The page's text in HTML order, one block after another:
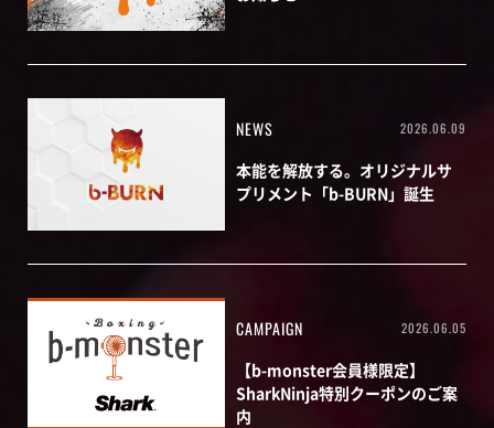
NEWS 2026.06.09
本能を解放する。オリジナルサ
プリメント「b-BURN」誕生
CAMPAIGN 2026.06.05
【b-monster会員様限定】
SharkNinja特別クーポンのご案
内